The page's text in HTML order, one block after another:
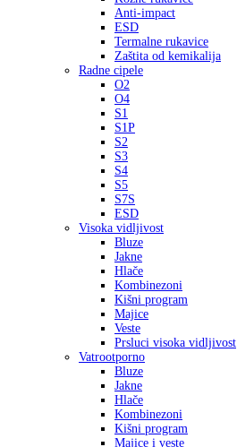
Anti-impact
ESD
Termalne rukavice
Zaštita od kemikalija
Radne cipele
O2
O4
S1
S1P
S2
S3
S4
S5
S7S
ESD
Visoka vidljivost
Bluze
Jakne
Hlače
Kombinezoni
Kišni program
Majice
Veste
Prsluci visoka vidljivost
Vatrootporno
Bluze
Jakne
Hlače
Kombinezoni
Kišni program
Majice i veste